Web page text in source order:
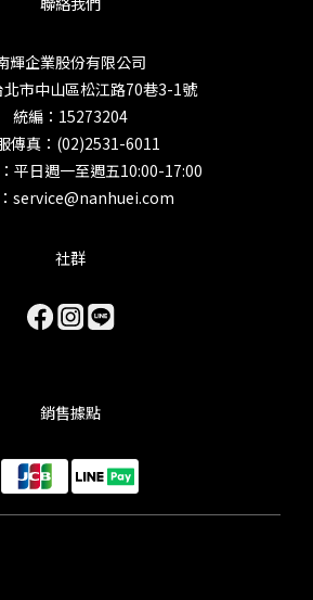
輝企業股份有限公司
北市中山區松江路70巷3-1號
統編：15273204
傳真：(02)2531-6011
平日週一至週五10:00-17:00
service@nanhuei.com
社群
銷售據點